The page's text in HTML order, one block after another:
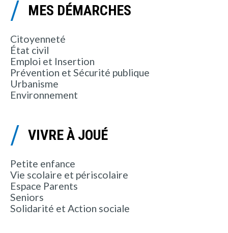
MES DÉMARCHES
Citoyenneté
État civil
Emploi et Insertion
Prévention et Sécurité publique
Urbanisme
Environnement
VIVRE À JOUÉ
Petite enfance
Vie scolaire et périscolaire
Espace Parents
Seniors
Solidarité et Action sociale